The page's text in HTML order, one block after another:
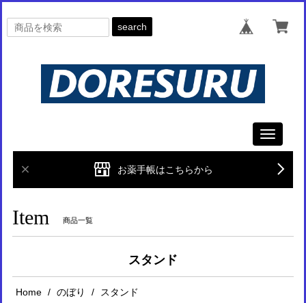
search
Toggle
お薬手帳はこちらから
Item 商品一覧
スタンド
Home のぼり スタンド